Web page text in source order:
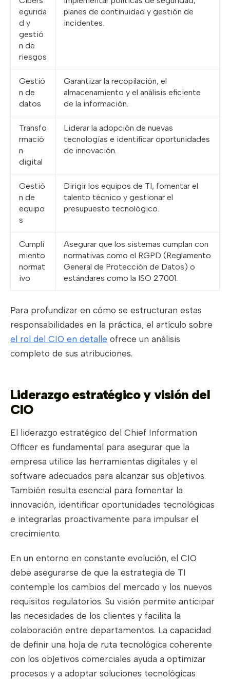
egurida
d y
gestió
n de
riesgos
planes de continuidad y gestión de
incidentes.
Gestió
n de
datos
Garantizar la recopilación, el
almacenamiento y el análisis eficiente
de la información.
Transfo
rmació
n
digital
Liderar la adopción de nuevas
tecnologías e identificar oportunidades
de innovación.
Gestió
n de
equipo
s
Dirigir los equipos de TI, fomentar el
talento técnico y gestionar el
presupuesto tecnológico.
Cumpli
miento
normat
ivo
Asegurar que los sistemas cumplan con
normativas como el RGPD (Reglamento
General de Protección de Datos) o
estándares como la ISO 27001.
Para profundizar en cómo se estructuran estas
responsabilidades en la práctica, el artículo sobre
el rol del CIO en detalle ofrece un análisis
completo de sus atribuciones.
Liderazgo estratégico y visión del
CIO
El liderazgo estratégico del Chief Information
Officer es fundamental para asegurar que la
empresa utilice las herramientas digitales y el
software adecuados para alcanzar sus objetivos.
También resulta esencial para fomentar la
innovación, identificar oportunidades tecnológicas
e integrarlas proactivamente para impulsar el
crecimiento.
En un entorno en constante evolución, el CIO
debe asegurarse de que la estrategia de TI
contemple los cambios del mercado y los nuevos
requisitos regulatorios. Su visión permite anticipar
las necesidades de los clientes y facilita la
colaboración entre departamentos. La capacidad
de definir una hoja de ruta tecnológica coherente
con los objetivos comerciales ayuda a optimizar
procesos y a adoptar soluciones tecnológicas